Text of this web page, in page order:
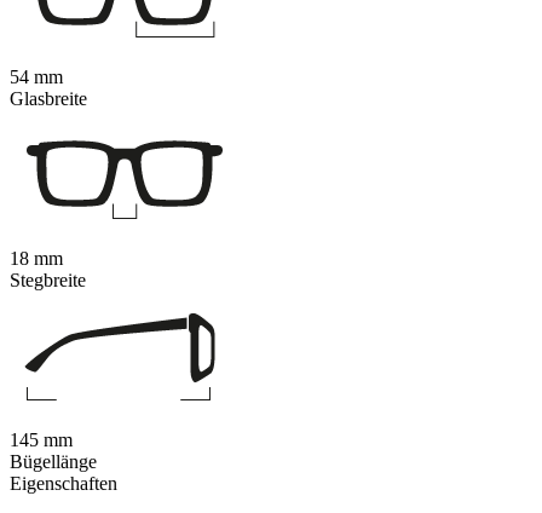
Eigenschaften
54 mm
Glasbreite
18 mm
Stegbreite
145 mm
Bügellänge